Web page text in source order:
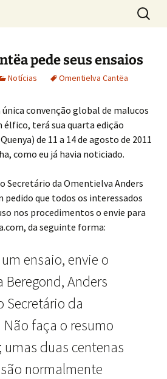
Senhor dos Anéis
por:
pede seus ensaios
Notícias Omentielva Cantëa
convenção global de malucos
élfico, terá sua quarta edição
de 11 a 14 de agosto de 2011
como eu já havia noticiado.
Secretário da Omentielva Anders
que todos os interessados
nos procedimentos o envie para
da seguinte forma:
ensaio, envie o
Beregond, Anders
Secretário da
faça o resumo
duas centenas
normalmente